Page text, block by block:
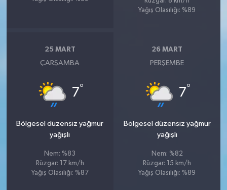
Yağış Olasılığı: %89
25 MART
ÇARŞAMBA
7°
Bölgesel düzensiz yağmur
yağışlı
Nem: %83
Rüzgar: 17 km/h
Yağış Olasılığı: %87
26 MART
PERŞEMBE
7°
Bölgesel düzensiz yağmur
yağışlı
Nem: %82
Rüzgar: 15 km/h
Yağış Olasılığı: %89